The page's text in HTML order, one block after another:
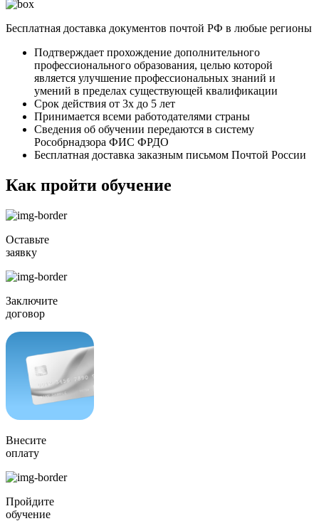
Бесплатная доставка документов почтой РФ в любые регионы
Подтверждает прохождение дополнительного
профессионального образования, целью которой
является улучшение профессиональных знаний и
умений в пределах существующей квалификации
Срок действия от 3х до 5 лет
Принимается всеми работодателями страны
Сведения об обучении передаются в систему
Рособрнадзора ФИС ФРДО
Бесплатная доставка заказным письмом Почтой России
Как пройти обучение
Оставьте
заявку
Заключите
договор
Внесите
оплату
Пройдите
обучение